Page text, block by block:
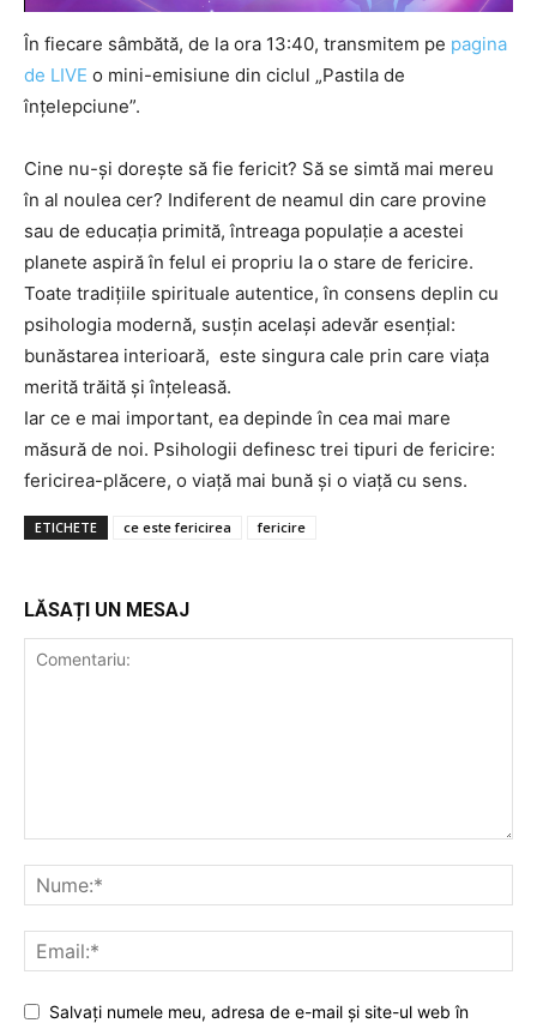
În fiecare sâmbătă, de la ora 13:40, transmitem pe pagina
de LIVE o mini-emisiune din ciclul „Pastila de
înțelepciune”.
Cine nu-și dorește să fie fericit? Să se simtă mai mereu
în al noulea cer? Indiferent de neamul din care provine
sau de educația primită, întreaga populație a acestei
planete aspiră în felul ei propriu la o stare de fericire.
Toate tradițiile spirituale autentice, în consens deplin cu
psihologia modernă, susțin același adevăr esențial:
bunăstarea interioară, este singura cale prin care viața
merită trăită și înțeleasă.
Iar ce e mai important, ea depinde în cea mai mare
măsură de noi. Psihologii definesc trei tipuri de fericire:
fericirea-plăcere, o viață mai bună și o viață cu sens.
ETICHETE ce este fericirea fericire
LĂSAȚI UN MESAJ
Salvați numele meu, adresa de e-mail și site-ul web în